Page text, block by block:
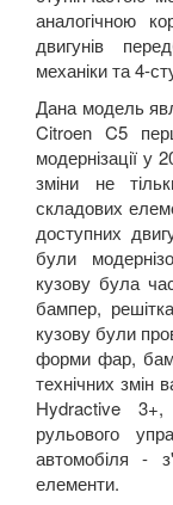
аналогічною
двигунів
механіки та 4-
Дана модель
Citroen C5
модернізації у
зміни не
складових
доступних
були
кузову була
бампер,
кузову були
форми фар,
технічних змін
Hydractive 3+,
рульового
автомобіля -
елементи.